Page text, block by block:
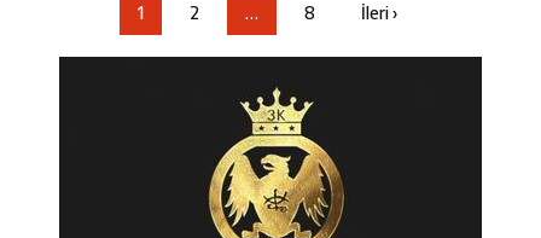
1 2 … 8 İleri ›